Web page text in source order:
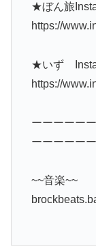
★ぼん旅
https://
★いず
https://
ーーーーー
ーーーーー
~~音楽~~